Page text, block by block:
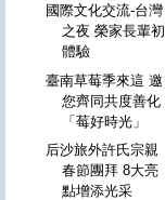
國際文化交流-台灣
之夜 榮家長輩初
體驗
臺南草莓季來這 邀
您齊同共度善化
「莓好時光」
后沙旅外許氏宗親
春節團拜 8大亮
點增添光采